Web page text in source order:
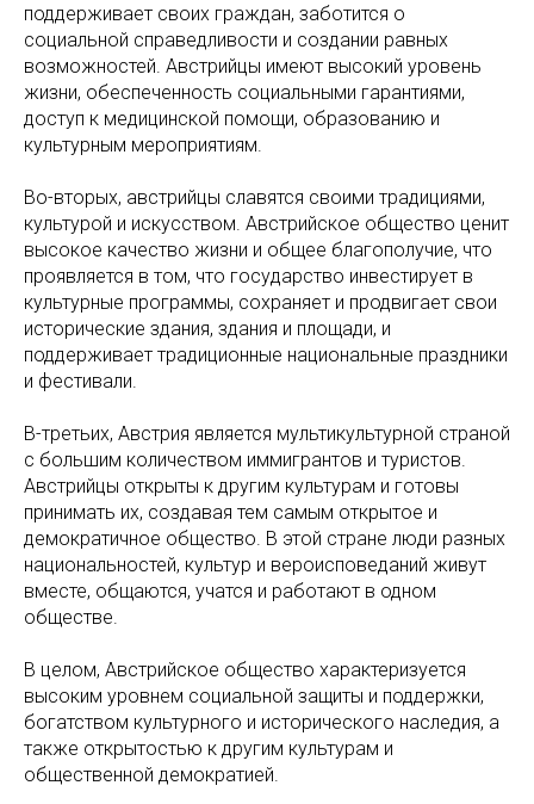
поддерживает своих граждан, заботится о
социальной справедливости и создании равных
возможностей. Австрийцы имеют высокий уровень
жизни, обеспеченность социальными гарантиями,
доступ к медицинской помощи, образованию и
культурным мероприятиям.
Во-вторых, австрийцы славятся своими традициями,
культурой и искусством. Австрийское общество ценит
высокое качество жизни и общее благополучие, что
проявляется в том, что государство инвестирует в
культурные программы, сохраняет и продвигает свои
исторические здания, здания и площади, и
поддерживает традиционные национальные праздники
и фестивали.
В-третьих, Австрия является мультикультурной страной
с большим количеством иммигрантов и туристов.
Австрийцы открыты к другим культурам и готовы
принимать их, создавая тем самым открытое и
демократичное общество. В этой стране люди разных
национальностей, культур и вероисповеданий живут
вместе, общаются, учатся и работают в одном
обществе.
В целом, Австрийское общество характеризуется
высоким уровнем социальной защиты и поддержки,
богатством культурного и исторического наследия, а
также открытостью к другим культурам и
общественной демократией.